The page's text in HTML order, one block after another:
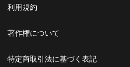
利用規約
著作権について
特定商取引法に基づく表記